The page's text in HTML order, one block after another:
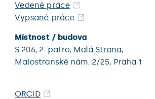
Vedené práce
Vypsané práce
Místnost / budova
S 206, 2. patro, Malá Strana,
Malostranské nám. 2/25, Praha 1
ORCID